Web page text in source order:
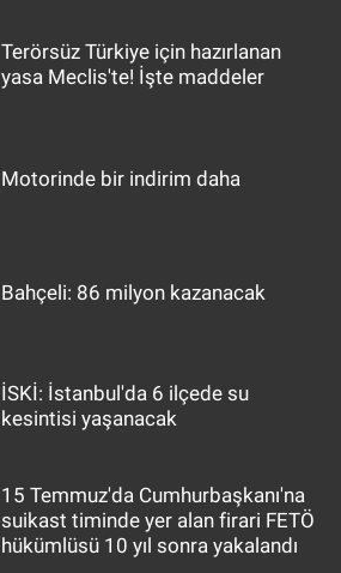
Terörsüz Türkiye için hazırlanan
yasa Meclis'te! İşte maddeler
Motorinde bir indirim daha
Bahçeli: 86 milyon kazanacak
İSKİ: İstanbul'da 6 ilçede su
kesintisi yaşanacak
15 Temmuz'da Cumhurbaşkanı'na
suikast timinde yer alan firari FETÖ
hükümlüsü 10 yıl sonra yakalandı